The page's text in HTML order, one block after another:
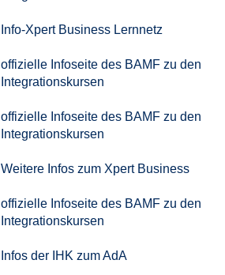
Info-Xpert Business Lernnetz
offizielle Infoseite des BAMF zu den
Integrationskursen
offizielle Infoseite des BAMF zu den
Integrationskursen
Weitere Infos zum Xpert Business
offizielle Infoseite des BAMF zu den
Integrationskursen
Infos der IHK zum AdA